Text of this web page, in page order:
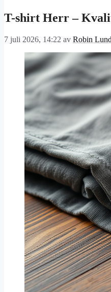
T-shirt Herr –
7 juli 2026, 14:22 av Robin